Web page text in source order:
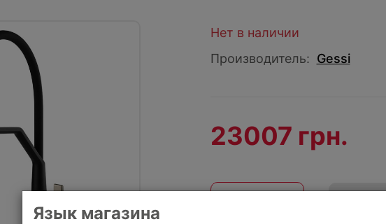
Язык магазина
Нет в наличии
Производитель: Gessi
23007 грн.